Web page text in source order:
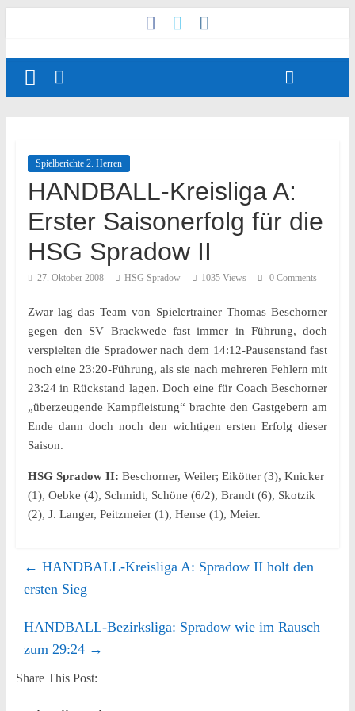
Spielberichte 2. Herren
HANDBALL-Kreisliga A:
Erster Saisonerfolg für die
HSG Spradow II
27. Oktober 2008 HSG Spradow 1035 Views 0 Comments
Zwar lag das Team von Spielertrainer Thomas Beschorner
gegen den SV Brackwede fast immer in Führung, doch
verspielten die Spradower nach dem 14:12-Pausenstand fast
noch eine 23:20-Führung, als sie nach mehreren Fehlern mit
23:24 in Rückstand lagen. Doch eine für Coach Beschorner
„überzeugende Kampfleistung“ brachte den Gastgebern am
Ende dann doch noch den wichtigen ersten Erfolg dieser
Saison.
HSG Spradow II: Beschorner, Weiler; Eikötter (3), Knicker
(1), Oebke (4), Schmidt, Schöne (6/2), Brandt (6), Skotzik
(2), J. Langer, Peitzmeier (1), Hense (1), Meier.
← HANDBALL-Kreisliga A: Spradow II holt den
ersten Sieg
HANDBALL-Bezirksliga: Spradow wie im Rausch
zum 29:24 →
Share This Post: